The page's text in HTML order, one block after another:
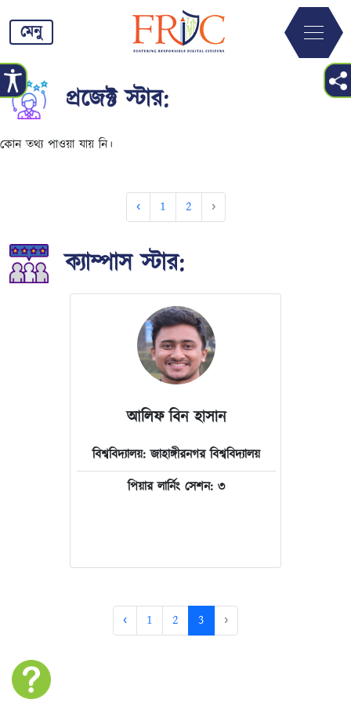
মেনু
প্রজেক্ট স্টার:
কোন তথ্য পাওয়া যায় নি।
‹ 1 2 ›
ক্যাম্পাস স্টার:
আলিফ বিন হাসান
বিশ্ববিদ্যালয়: জাহাঙ্গীরনগর বিশ্ববিদ্যালয়
পিয়ার লার্নিং সেশন: ৩
আমরা সবাই ডিজিটাল জগতে বিচরণ
করি। সঠিক নির্দেশনার অভাবে আমরা
অন্যের মত প্রকাশের ক্ষেত্রে অন্তরায়
হয়ে দাঁড়াই। আমি আমার নিজের
মতের প্রতি শ্রদ্ধাশীল।
‹ 1 2 3 ›